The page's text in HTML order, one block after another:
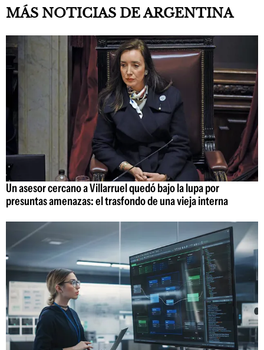
MÁS NOTICIAS DE ARGENTINA
Un asesor cercano a Villarruel quedó bajo la lupa por
presuntas amenazas: el trasfondo de una vieja interna